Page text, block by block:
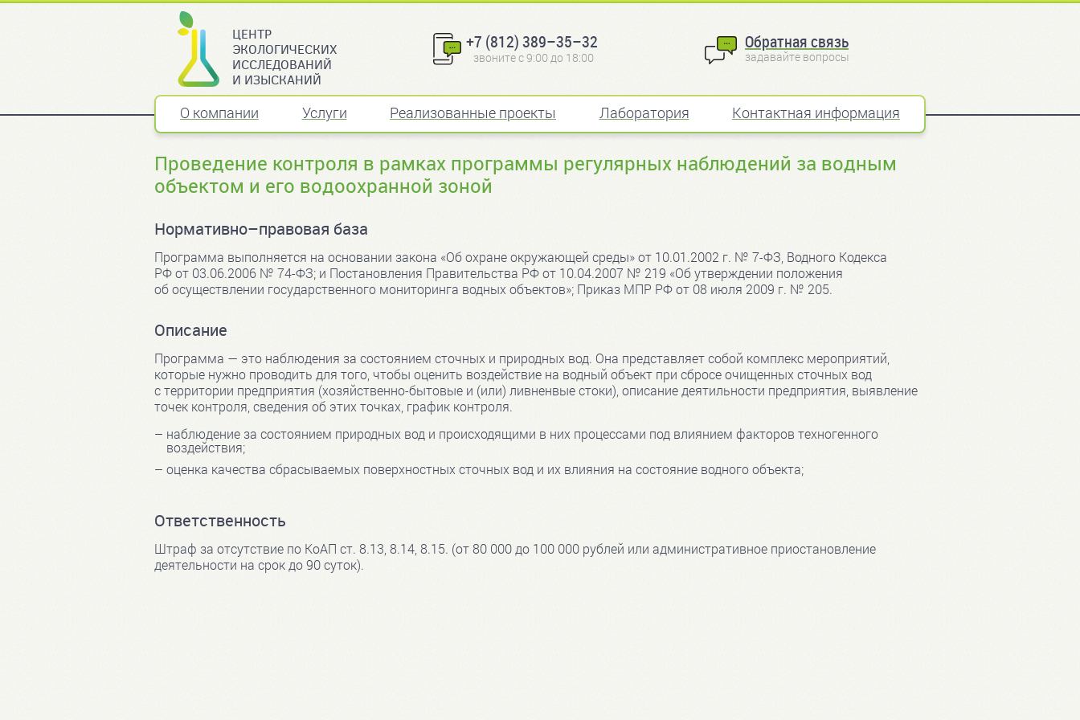
ЦЕНТР
ЭКОЛОГИЧЕСКИХ
ИССЛЕДОВАНИЙ
И ИЗЫСКАНИЙ
+7 (812) 389–35–32
звоните с 9:00 до 18:00
Обратная связь
задавайте вопросы
О компании Услуги Реализованные проекты Лаборатория Контактная информация
Проведение контроля в рамках программы регулярных наблюдений за водным
объектом и его водоохранной зоной
Нормативно–правовая база
Программа выполняется на основании закона «Об охране окружающей среды» от 10.01.2002 г. № 7-ФЗ, Водного Кодекса
РФ от 03.06.2006 № 74-ФЗ; и Постановления Правительства РФ от 10.04.2007 № 219 «Об утверждении положения
об осуществлении государственного мониторинга водных объектов»; Приказ МПР РФ от 08 июля 2009 г. № 205.
Описание
Программа — это наблюдения за состоянием сточных и природных вод. Она представляет собой комплекс мероприятий,
которые нужно проводить для того, чтобы оценить воздействие на водный объект при сбросе очищенных сточных вод
с территории предприятия (хозяйственно-бытовые и (или) ливненвые стоки), описание деятильности предприятия, выявление
точек контроля, сведения об этих точках, график контроля.
наблюдение за состоянием природных вод и происходящими в них процессами под влиянием факторов техногенного
воздействия;
оценка качества сбрасываемых поверхностных сточных вод и их влияния на состояние водного объекта;
Ответственность
Штраф за отсутствие по КоАП ст. 8.13, 8.14, 8.15. (от 80 000 до 100 000 рублей или административное приостановление
деятельности на срок до 90 суток).